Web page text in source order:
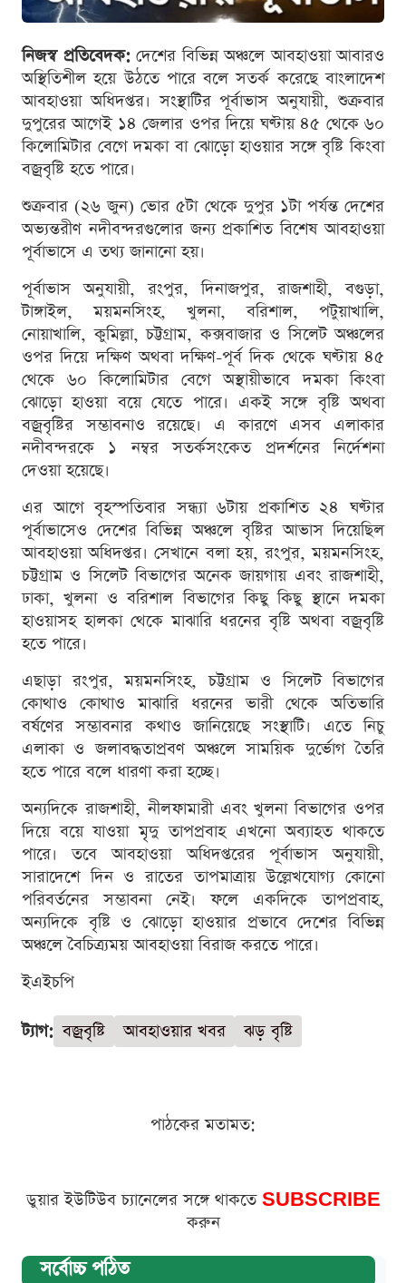
নিজস্ব প্রতিবেদক:দেশের বিভিন্ন অঞ্চলে আবহাওয়া আবারও
অস্থিতিশীল হয়ে উঠতে পারে বলে সতর্ক করেছে বাংলাদেশ
আবহাওয়া অধিদপ্তর। সংস্থাটির পূর্বাভাস অনুযায়ী, শুক্রবার
দুপুরের আগেই ১৪ জেলার ওপর দিয়ে ঘণ্টায় ৪৫ থেকে ৬০
কিলোমিটার বেগে দমকা বা ঝোড়ো হাওয়ার সঙ্গে বৃষ্টি কিংবা
বজ্রবৃষ্টি হতে পারে।
শুক্রবার (২৬ জুন) ভোর ৫টা থেকে দুপুর ১টা পর্যন্ত দেশের
অভ্যন্তরীণ নদীবন্দরগুলোর জন্য প্রকাশিত বিশেষ আবহাওয়া
পূর্বাভাসে এ তথ্য জানানো হয়।
পূর্বাভাস অনুযায়ী, রংপুর, দিনাজপুর, রাজশাহী, বগুড়া,
টাঙ্গাইল, ময়মনসিংহ, খুলনা, বরিশাল, পটুয়াখালি,
নোয়াখালি, কুমিল্লা, চট্টগ্রাম, কক্সবাজার ও সিলেট অঞ্চলের
ওপর দিয়ে দক্ষিণ অথবা দক্ষিণ-পূর্ব দিক থেকে ঘণ্টায় ৪৫
থেকে ৬০ কিলোমিটার বেগে অস্থায়ীভাবে দমকা কিংবা
ঝোড়ো হাওয়া বয়ে যেতে পারে। একই সঙ্গে বৃষ্টি অথবা
বজ্রবৃষ্টির সম্ভাবনাও রয়েছে। এ কারণে এসব এলাকার
নদীবন্দরকে ১ নম্বর সতর্কসংকেত প্রদর্শনের নির্দেশনা
দেওয়া হয়েছে।
এর আগে বৃহস্পতিবার সন্ধ্যা ৬টায় প্রকাশিত ২৪ ঘণ্টার
পূর্বাভাসেও দেশের বিভিন্ন অঞ্চলে বৃষ্টির আভাস দিয়েছিল
আবহাওয়া অধিদপ্তর। সেখানে বলা হয়, রংপুর, ময়মনসিংহ,
চট্টগ্রাম ও সিলেট বিভাগের অনেক জায়গায় এবং রাজশাহী,
ঢাকা, খুলনা ও বরিশাল বিভাগের কিছু কিছু স্থানে দমকা
হাওয়াসহ হালকা থেকে মাঝারি ধরনের বৃষ্টি অথবা বজ্রবৃষ্টি
হতে পারে।
এছাড়া রংপুর, ময়মনসিংহ, চট্টগ্রাম ও সিলেট বিভাগের
কোথাও কোথাও মাঝারি ধরনের ভারী থেকে অতিভারি
বর্ষণের সম্ভাবনার কথাও জানিয়েছে সংস্থাটি। এতে নিচু
এলাকা ও জলাবদ্ধতাপ্রবণ অঞ্চলে সাময়িক দুর্ভোগ তৈরি
হতে পারে বলে ধারণা করা হচ্ছে।
অন্যদিকে রাজশাহী, নীলফামারী এবং খুলনা বিভাগের ওপর
দিয়ে বয়ে যাওয়া মৃদু তাপপ্রবাহ এখনো অব্যাহত থাকতে
পারে। তবে আবহাওয়া অধিদপ্তরের পূর্বাভাস অনুযায়ী,
সারাদেশে দিন ও রাতের তাপমাত্রায় উল্লেখযোগ্য কোনো
পরিবর্তনের সম্ভাবনা নেই। ফলে একদিকে তাপপ্রবাহ,
অন্যদিকে বৃষ্টি ও ঝোড়ো হাওয়ার প্রভাবে দেশের বিভিন্ন
অঞ্চলে বৈচিত্র্যময় আবহাওয়া বিরাজ করতে পারে।
ইএইচপি
ট্যাগ: বজ্রবৃষ্টি আবহাওয়ার খবর ঝড় বৃষ্টি
পাঠকের মতামত:
ডুয়ার ইউটিউব চ্যানেলের সঙ্গে থাকতে SUBSCRIBE
করুন
সর্বোচ্চ পঠিত